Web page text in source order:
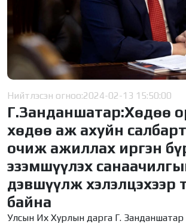
Нийтлэсэн огноо:2024-02-13 15:50:00
Г.Занданшатар:Хөдөө
хөдөө аж ахуйн
очиж ажиллах иргэн
эзэмшүүлэх
дэвшүүлж хэлэлцэхээр
байна
Улсын Их Хурлын дарга Г.